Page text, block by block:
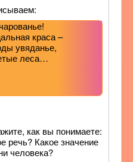
краса –
увяданье,
леса…
как вы понимаете:
речь? Какое значение
человека?